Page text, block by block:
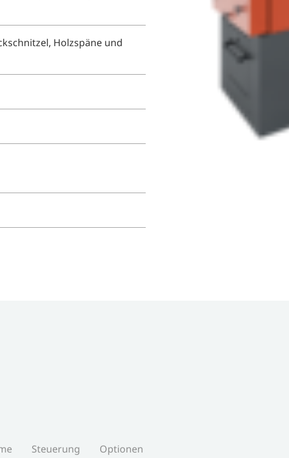
Holzspäne und
Steuerung Optionen